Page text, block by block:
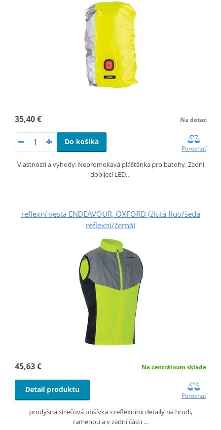
35,40 € Na dotaz
Do košíka
Porovnať
Vlastnosti a výhody: Nepromokavá pláštěnka pro batohy. Zadní
dobíjecí LED…
reflexní vesta ENDEAVOUR, OXFORD (žlutá fluo/šedá
reflexní/černá)
45,63 € Na centrálnom sklade
Detail produktu
Porovnať
prodyšná strečová obšívka s reflexními detaily na hrudi,
ramenou a v zadní části …